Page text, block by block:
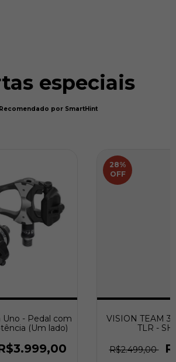
especiais
Recomendado por SmartHint
Uno - Pedal com
(Um lado)
28%
OFF
VISION TEAM
TLR -
R$2.499,00